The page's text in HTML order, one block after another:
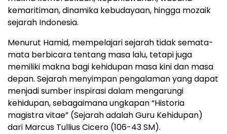
kemaritiman, dinamika kebudayaan, hingga mozaik
sejarah Indonesia.
Menurut Hamid, mempelajari sejarah tidak semata-
mata berbicara tentang masa lalu, tetapi juga
memiliki makna bagi kehidupan masa kini dan masa
depan. Sejarah menyimpan pengalaman yang dapat
menjadi sumber inspirasi dalam mengarungi
kehidupan, sebagaimana ungkapan “Historia
magistra vitae” (Sejarah adalah Guru Kehidupan)
dari Marcus Tullius Cicero (106-43 SM).